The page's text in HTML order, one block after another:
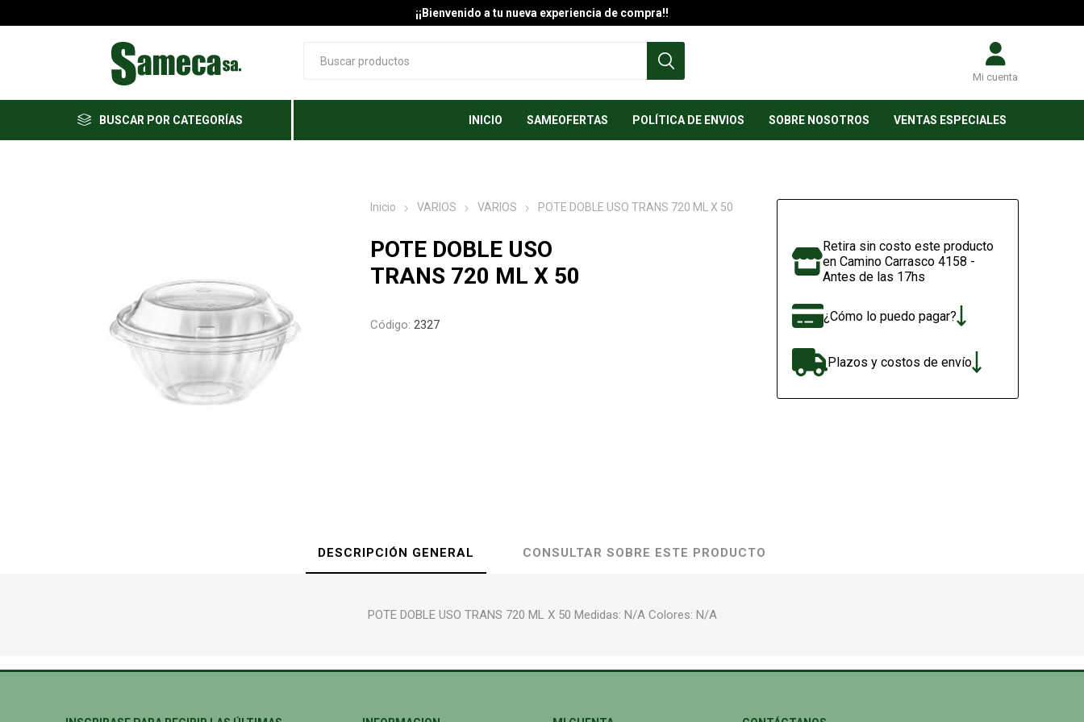
¡¡Bienvenido a tu nueva experiencia de compra!!
Mi cuenta
BUSCAR POR CATEGORÍAS INICIO SAMEOFERTAS POLÍTICA DE ENVIOS SOBRE NOSOTROS VENTAS ESPECIALES
Inicio VARIOS VARIOS POTE DOBLE USO TRANS 720 ML X 50
POTE DOBLE USO
TRANS 720 ML X 50
Código: 2327
Retira sin costo este producto
en Camino Carrasco 4158 -
Antes de las 17hs
¿Cómo lo puedo pagar?
Plazos y costos de envío
DESCRIPCIÓN GENERAL CONSULTAR SOBRE ESTE PRODUCTO
POTE DOBLE USO TRANS 720 ML X 50 Medidas: N/A Colores: N/A